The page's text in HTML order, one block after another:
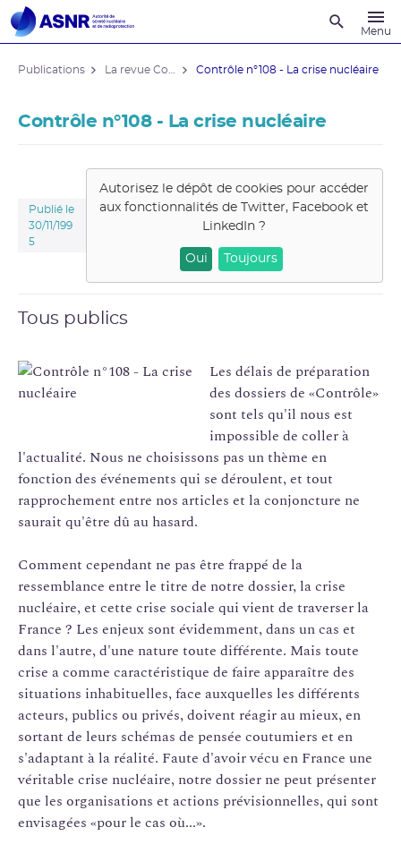
Menu
Publications Contrôle n°108 - La crise nucléaire
Contrôle n°108 - La crise nucléaire
Publié le
30/11/199
5
Autorisez le dépôt de cookies pour accéder
aux fonctionnalités deTwitter, Facebook et
LinkedIn ?
Oui Toujours
Tous publics
Les délais de préparation
des dossiers de «Contrôle»
sont tels qu'il nous est
impossible de coller à
l'actualité. Nous ne choisissons pas un thème en
fonction des événements qui se déroulent, et tout
rapprochement entre nos articles et la conjoncture ne
saurait qu'être dû au hasard.
Comment cependant ne pas être frappé de la
ressemblance entre le titre de notre dossier, la crise
nucléaire, et cette crise sociale qui vient de traverser la
France ? Les enjeux sont évidemment, dans un cas et
dans l'autre, d'une nature toute différente. Mais toute
crise a comme caractéristique de faire apparaître des
situations inhabituelles, face auxquelles les différents
acteurs, publics ou privés, doivent réagir au mieux, en
sortant de leurs schémas de pensée coutumiers et en
s'adaptant à la réalité. Faute d'avoir vécu en France une
véritable crise nucléaire, notre dossier ne peut présenter
que les organisations et actions prévisionnelles, qui sont
envisagées «pour le cas où...».